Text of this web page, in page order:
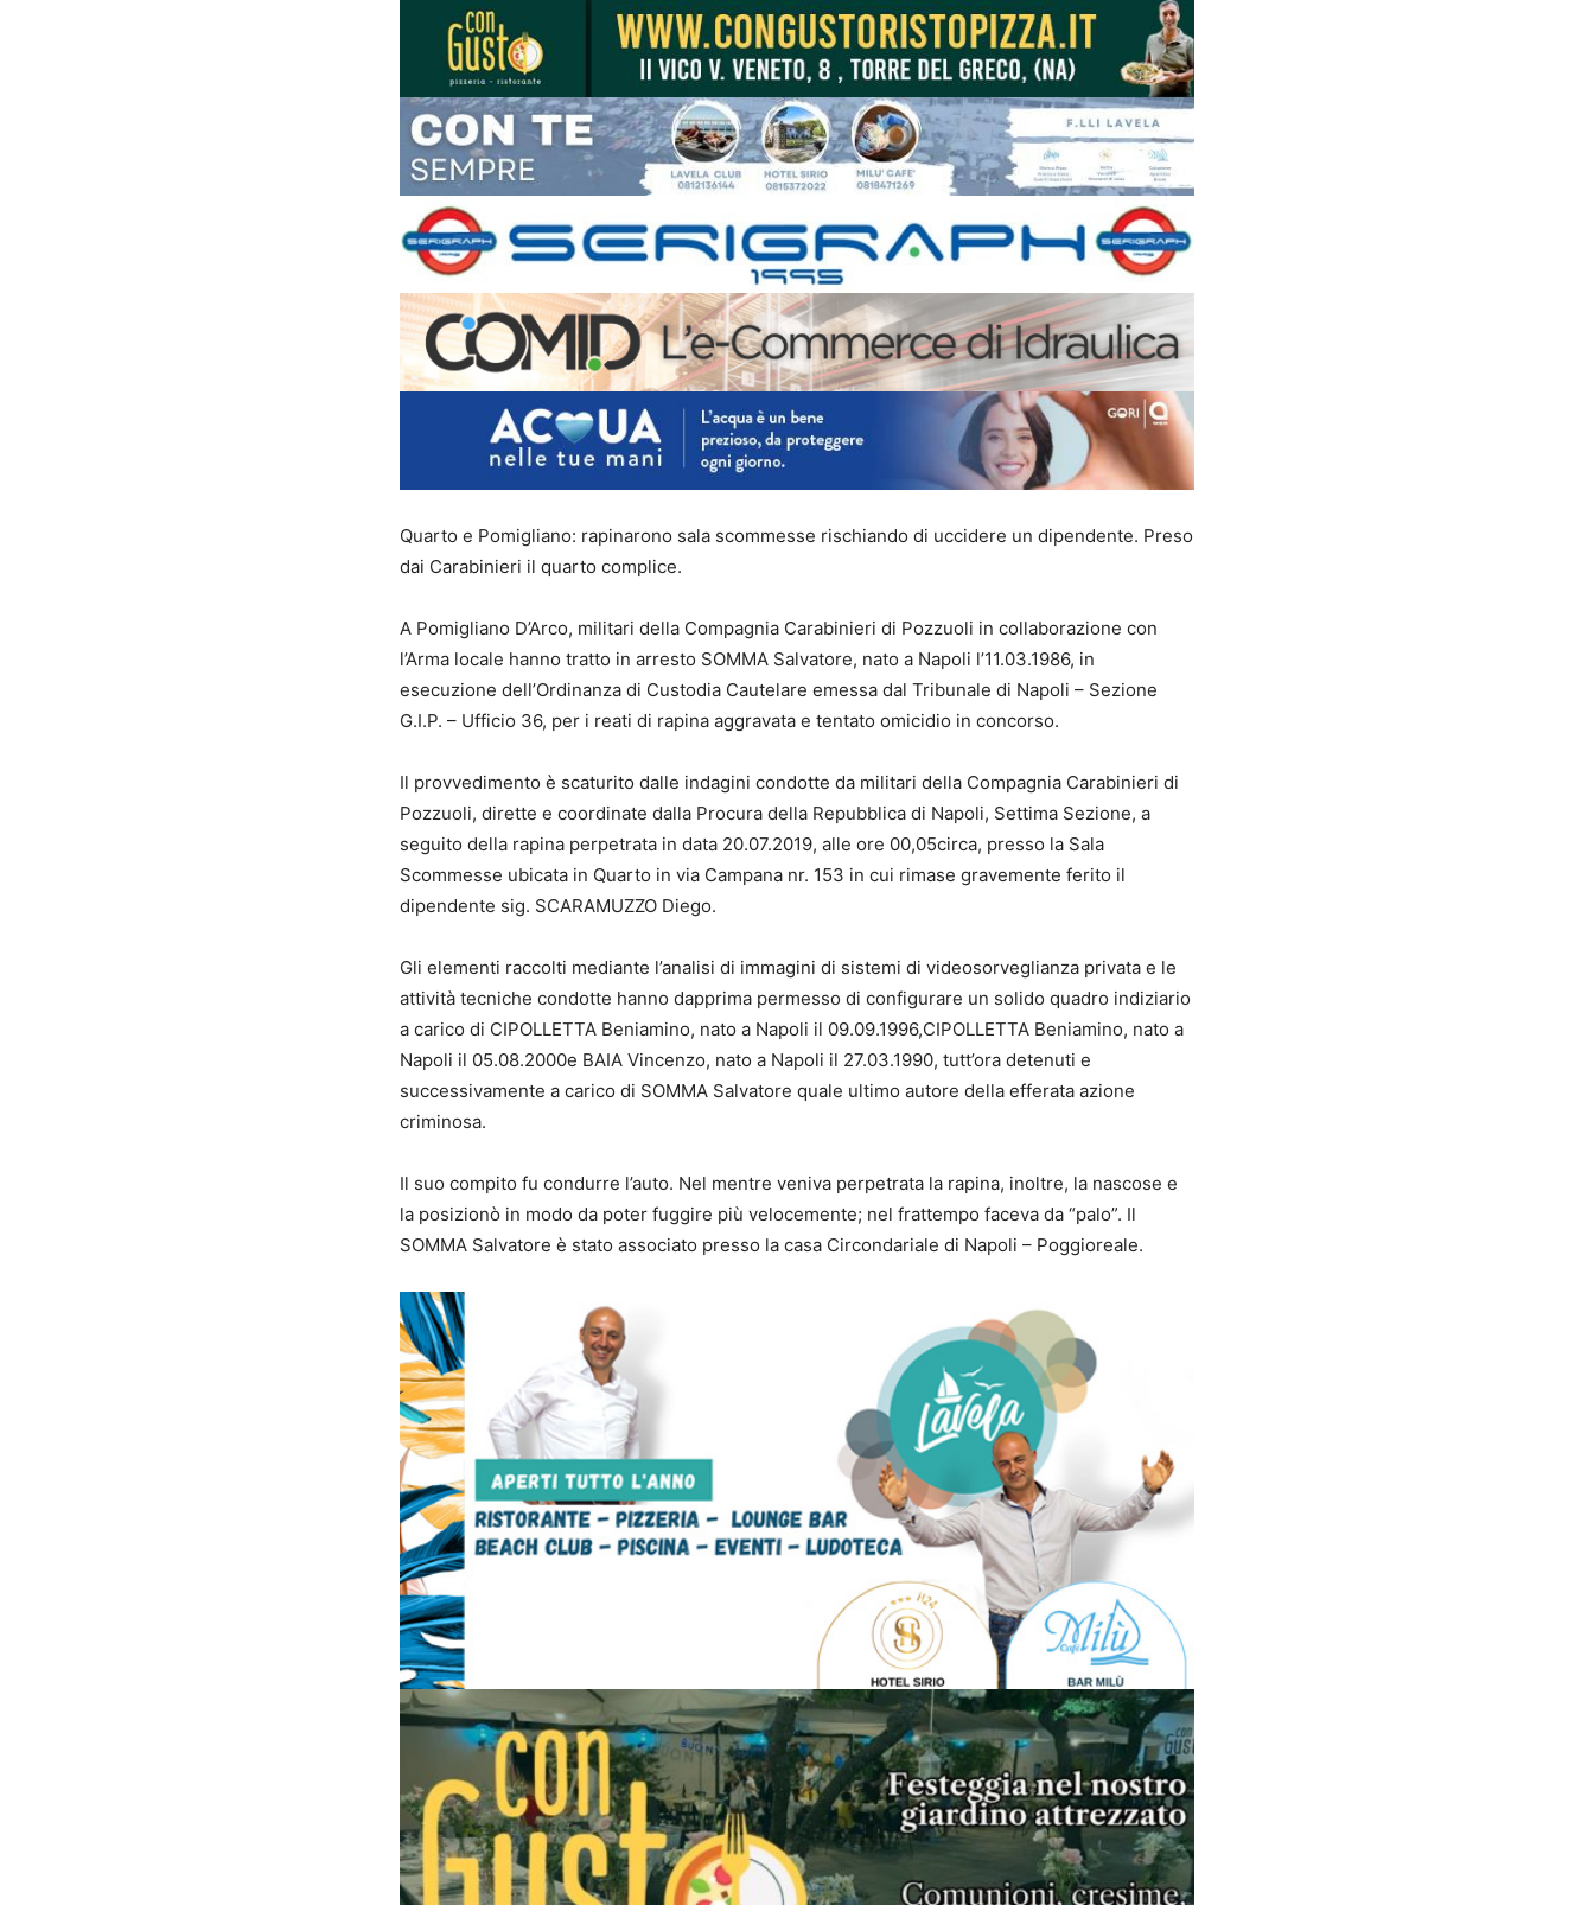
Quarto e Pomigliano: rapinarono sala scommesse rischiando di uccidere un dipendente. Preso
dai Carabinieri il quarto complice.
A Pomigliano D’Arco, militari della Compagnia Carabinieri di Pozzuoli in collaborazione con
l’Arma locale hanno tratto in arresto SOMMA Salvatore, nato a Napoli l’11.03.1986, in
esecuzione dell’Ordinanza di Custodia Cautelare emessa dal Tribunale di Napoli – Sezione
G.I.P. – Ufficio 36, per i reati di rapina aggravata e tentato omicidio in concorso.
Il provvedimento è scaturito dalle indagini condotte da militari della Compagnia Carabinieri di
Pozzuoli, dirette e coordinate dalla Procura della Repubblica di Napoli, Settima Sezione, a
seguito della rapina perpetrata in data 20.07.2019, alle ore 00,05circa, presso la Sala
Scommesse ubicata in Quarto in via Campana nr. 153 in cui rimase gravemente ferito il
dipendente sig. SCARAMUZZO Diego.
Gli elementi raccolti mediante l’analisi di immagini di sistemi di videosorveglianza privata e le
attività tecniche condotte hanno dapprima permesso di configurare un solido quadro indiziario
a carico di CIPOLLETTA Beniamino, nato a Napoli il 09.09.1996,CIPOLLETTA Beniamino, nato a
Napoli il 05.08.2000e BAIA Vincenzo, nato a Napoli il 27.03.1990, tutt’ora detenuti e
successivamente a carico di SOMMA Salvatore quale ultimo autore della efferata azione
criminosa.
Il suo compito fu condurre l’auto. Nel mentre veniva perpetrata la rapina, inoltre, la nascose e
la posizionò in modo da poter fuggire più velocemente; nel frattempo faceva da “palo”. Il
SOMMA Salvatore è stato associato presso la casa Circondariale di Napoli – Poggioreale.